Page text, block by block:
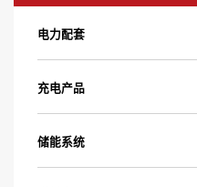
电力配套
充电产品
储能系统